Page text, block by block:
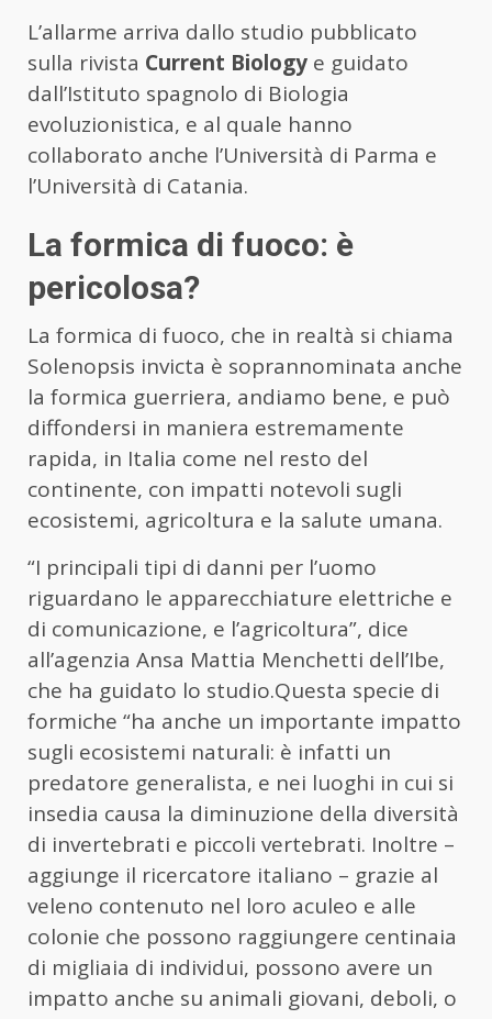
L’allarme arriva dallo studio pubblicato
sulla rivista Current Biology e guidato
dall’Istituto spagnolo di Biologia
evoluzionistica, e al quale hanno
collaborato anche l’Università di Parma e
l’Università di Catania.
La formica di fuoco: è
pericolosa?
La formica di fuoco, che in realtà si chiama
Solenopsis invicta è soprannominata anche
la formica guerriera, andiamo bene, e può
diffondersi in maniera estremamente
rapida, in Italia come nel resto del
continente, con impatti notevoli sugli
ecosistemi, agricoltura e la salute umana.
“I principali tipi di danni per l’uomo
riguardano le apparecchiature elettriche e
di comunicazione, e l’agricoltura”, dice
all’agenzia Ansa Mattia Menchetti dell’Ibe,
che ha guidato lo studio.Questa specie di
formiche “ha anche un importante impatto
sugli ecosistemi naturali: è infatti un
predatore generalista, e nei luoghi in cui si
insedia causa la diminuzione della diversità
di invertebrati e piccoli vertebrati. Inoltre –
aggiunge il ricercatore italiano – grazie al
veleno contenuto nel loro aculeo e alle
colonie che possono raggiungere centinaia
di migliaia di individui, possono avere un
impatto anche su animali giovani, deboli, o